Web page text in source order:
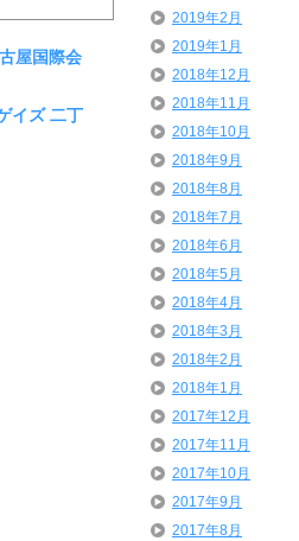
屋国際会
イズ 二丁
2019年2月
2019年1月
2018年12月
2018年11月
2018年10月
2018年9月
2018年8月
2018年7月
2018年6月
2018年5月
2018年4月
2018年3月
2018年2月
2018年1月
2017年12月
2017年11月
2017年10月
2017年9月
2017年8月